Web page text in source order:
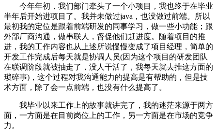
今年年初，我们部门牵头了一个小项目，我也终于在毕业
半年后开始进项目了。我并未做过java，也没做过前端。所以
最初我的定位是跟着前端研发的同事学习，做一些小功能；跟
外部厂商沟通，做串联人，督促他们赶进度。随着项目的推
进，我的工作内容也从上述所说慢慢变成了项目经理，简单的
开发工作完成后每天就是协调人员(因为这个项目的研发团队
在联调阶段就被抽走了，没人干活了，我每天就去推这方面的
琐碎事)，这个过程对我沟通能力的提高是有帮助的，但是技
术方面，除了会一点前端，也没有什么提高了。
我毕业以来工作上的故事就讲完了，我的迷茫来源于两方
面，一方面是在目前岗位上的工作，另一方面是在市场的竞争
力。